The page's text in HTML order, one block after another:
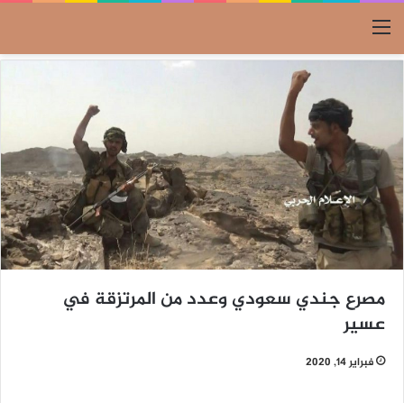
القائمة
مصرع جندي سعودي وعدد من المرتزقة في
عسير
فبراير 14, 2020